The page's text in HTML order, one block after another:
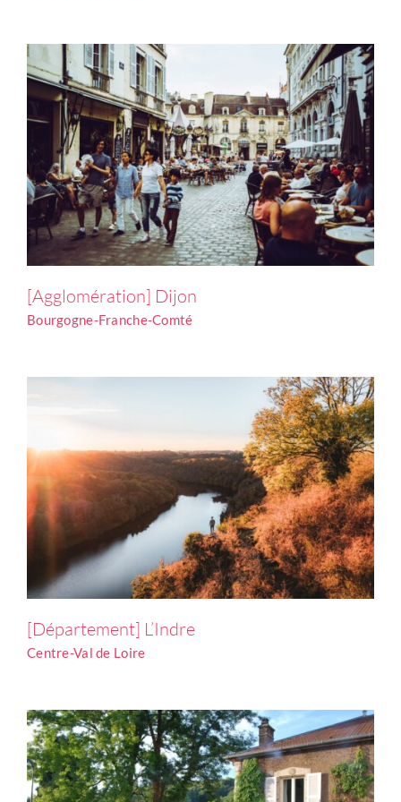
[Agglomération] Dijon
Bourgogne-Franche-Comté
Centre-Val de Loire
[Département] L’Indre
Centre-Val de Loire
Grand Est